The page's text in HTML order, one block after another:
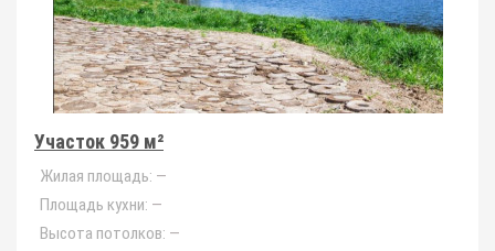
Участок 959 м²
Жилая площадь: —
Площадь кухни: —
Высота потолков: —